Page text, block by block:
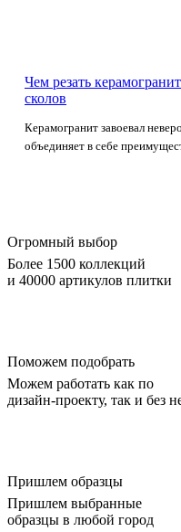
Чем резать
сколов
Керамогранит завоевал
объединяет в себе
Огромный выбор
Более 1500 коллекций
и 40000 артикулов плитки
Поможем подобрать
Можем работать как по
дизайн-проекту, так и без
Пришлем образцы
Пришлем выбранные
образцы в любой город